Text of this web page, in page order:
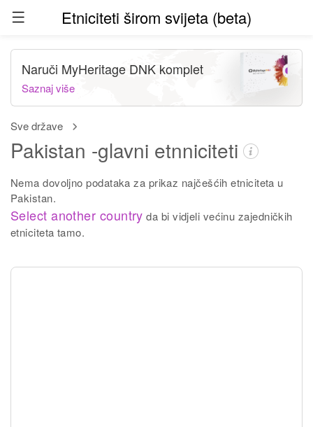
Etniciteti širom svijeta (beta)
Sve države
Pakistan -glavni etnniciteti
Nema dovoljno podataka za prikaz najčešćih etniciteta u
Pakistan.
Select another country da bi vidjeli većinu zajedničkih
etniciteta tamo.
Naruči MyHeritage DNK komplet
Saznaj više